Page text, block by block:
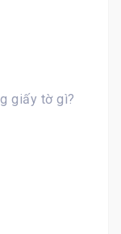
giấy tờ gì?